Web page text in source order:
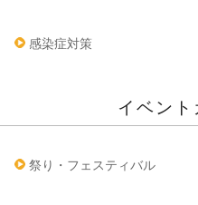
感染症対策
イベント
祭り・フェスティバル